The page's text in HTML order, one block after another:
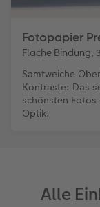
Fotopapier
Flache Bindung,
Samtweiche
Kontraste: Das
schönsten
Optik.
Alle